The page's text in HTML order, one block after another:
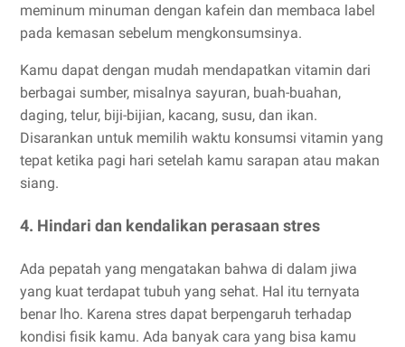
meminum minuman dengan kafein dan membaca label
pada kemasan sebelum mengkonsumsinya.
Kamu dapat dengan mudah mendapatkan vitamin dari
berbagai sumber, misalnya sayuran, buah-buahan,
daging, telur, biji-bijian, kacang, susu, dan ikan.
Disarankan untuk memilih waktu konsumsi vitamin yang
tepat ketika pagi hari setelah kamu sarapan atau makan
siang.
4. Hindari dan kendalikan perasaan stres
Ada pepatah yang mengatakan bahwa di dalam jiwa
yang kuat terdapat tubuh yang sehat. Hal itu ternyata
benar lho. Karena stres dapat berpengaruh terhadap
kondisi fisik kamu. Ada banyak cara yang bisa kamu